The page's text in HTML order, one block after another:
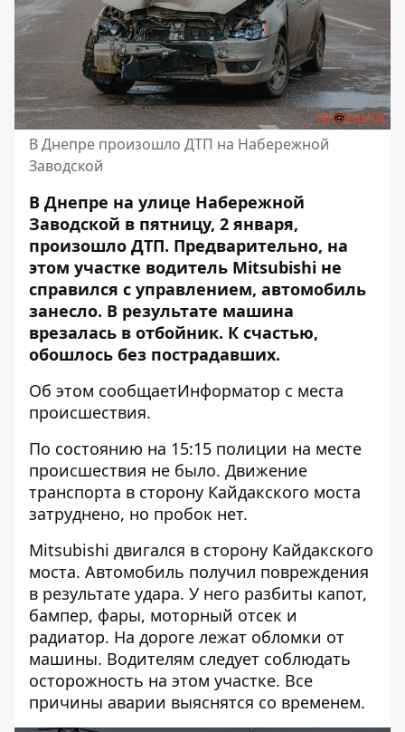
В Днепре произошло ДТП на Набережной
Заводской
В Днепре на улице Набережной
Заводской в ​​пятницу, 2 января,
произошло ДТП. Предварительно, на
этом участке водитель Mitsubishi не
справился с управлением, автомобиль
занесло. В результате машина
врезалась в отбойник. К счастью,
обошлось без пострадавших.
Об этом сообщаетИнформатор с места
происшествия.
По состоянию на 15:15 полиции на месте
происшествия не было. Движение
транспорта в сторону Кайдакского моста
затруднено, но пробок нет.
Mitsubishi двигался в сторону Кайдакского
моста. Автомобиль получил повреждения
в результате удара. У него разбиты капот,
бампер, фары, моторный отсек и
радиатор. На дороге лежат обломки от
машины. Водителям следует соблюдать
осторожность на этом участке. Все
причины аварии выяснятся со временем.